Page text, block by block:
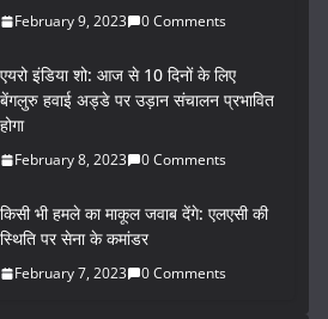
February 9, 2023 0 Comments
एयरो इंडिया शो: आज से 10 दिनों के लिए
बेंगलुरु हवाई अड्डे पर उड़ान संचालन प्रभावित
होगा
February 8, 2023 0 Comments
किसी भी हमले का माकूल जवाब देंगे: एलएसी की
स्थिति पर सेना के कमांडर
February 7, 2023 0 Comments